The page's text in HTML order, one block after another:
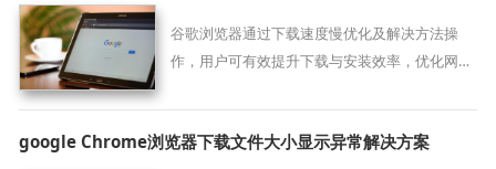
谷歌浏览器通过下载速度慢优化及解决方法操
作，用户可有效提升下载与安装效率，优化网络
体验。
google Chrome浏览器下载文件大小显示异常解决方案